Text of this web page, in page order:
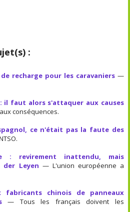
:
recharge pour les caravaniers—
: il faut alors s'attaquer aux causes
conséquences.
ce n'était pas la faute des
: revirement inattendu, mais
der Leyen — L'union européenne a
fabricants chinois de panneaux
— Tous les français doivent les